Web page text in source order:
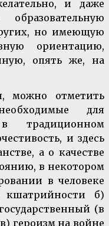
и даже
но имеющую
ориентацию,
опять же, на
можно отметить
для
традиционном
и здесь
а о качестве
в некотором
в человеке
кшатрийности б)
(в
героизм на войне